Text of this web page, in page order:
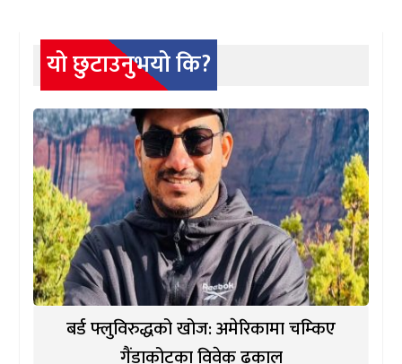
यो छुटाउनुभयो कि?
बर्ड फ्लुविरुद्धको खोज: अमेरिकामा चम्किए